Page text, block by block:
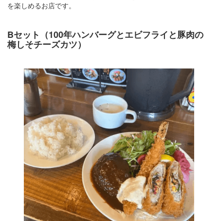
を楽しめるお店です。
Bセット（100年ハンバーグとエビフライと豚肉の
梅しそチーズカツ）